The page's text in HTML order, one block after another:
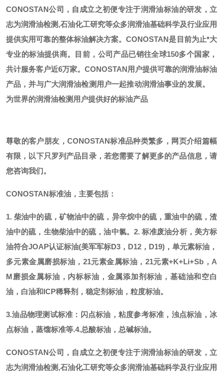
CONOSTAN公司，自成立之初便专注于润滑油标油的研发，立
志为润滑油检测,石油化工研究等众多润滑油基础科学及行业应用
提供实用可靠的整体标油解决方案。CONOSTAN是目前为止*大
专业的标油提供商。
目前，公司产品已销往全球150多个国家，
共计服务客户近6万家。CONOSTAN用户提供可靠的润滑油标油
产品，并与广大润滑油检测用户一起推动润滑油事业的发展。
为世界的润滑油检测用户提供好的标油产品
尊敬的客户朋友， CONOSTAN标准品种类繁多，网页介绍篇幅
有限，以下只罗列产品目录，若您需要了解更多的产品信息，请
您咨询我们。
CONOSTAN标准油，主要包括：
1. 柴油中的硫，矿物油中的硫，异辛烷中的硫，重油中的硫，渣
油中的硫，生物柴油中的硫，油中氯。 2. 标准废油分析，美方标
油符合JOAP认证标油(美军军标D3，D12，D19)，单元素标油，
多元素金属磨损标油，21元素金属标油，21元素+K+Li+Sb，A
M磨损金属标油，内标标油，金属添加剂标油，基础油和空白
油，白油和ICP稀释剂，稳定剂标油，粒度标油。
3.油品物理测试标准：闪点标油，粘度参考标准，浊点标油，冰
点标油，蒸馏标准等.4.总酸标油，总碱标油。
CONOSTAN公司，自成立之初便专注于润滑油标油的研发，立
志为润滑油检测,石油化工研究等众多润滑油基础科学及行业应用